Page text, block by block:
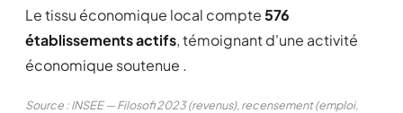
Le tissu économique local compte576
établissements actifs, témoignant d'une activité
économique soutenue .
Source : INSEE — Filosofi 2023 (revenus), recensement (emploi,